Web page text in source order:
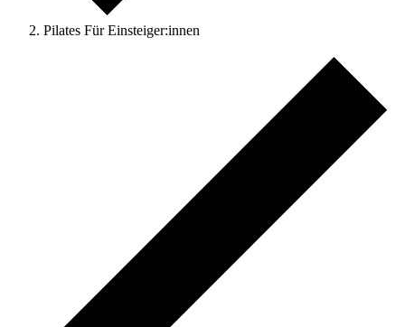
Pilates Für Einsteiger:innen